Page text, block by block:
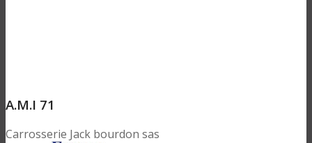
A.M.I 71
Carrosserie Jack bourdon sas